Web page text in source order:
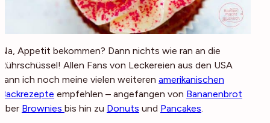
Na, Appetit bekommen? Dann nichts wie ran an die
Rührschüssel! Allen Fans von Leckereien aus den USA
kann ich noch meine vielen weiteren amerikanischen
Backrezepte empfehlen – angefangen von Bananenbrot
über Brownies bis hin zu Donuts und Pancakes